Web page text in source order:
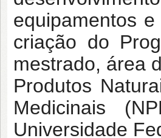
equipamentos
criação do
mestrado, área
Produtos
Medicinais
Universidade